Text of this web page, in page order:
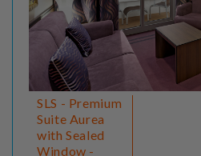
SLS - Premium
Suite Aurea
with Sealed
Window -